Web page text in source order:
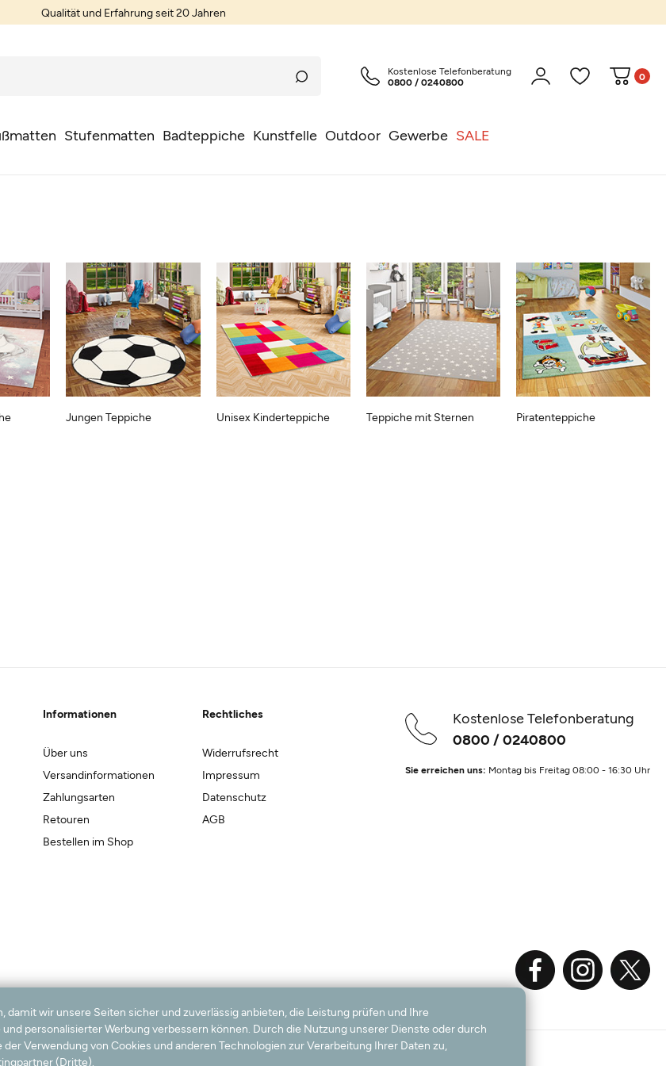
Qualität und Erfahrung seit 20 Jahren
Stufenmatten Badteppiche Kunstfelle Outdoor Gewerbe SALE
Kostenlose Telefonberatung
0800 / 0240800
0
Piratenteppiche
Teppiche mit Sternen
Jungen Teppiche Unisex Kinderteppiche
Kostenlose Telefonberatung
0800 / 0240800
Sie erreichen uns: Montag bis Freitag 08:00 - 16:30 Uhr
Informationen
Über uns
Versandinformationen
Zahlungsarten
Retouren
Bestellen im Shop
Rechtliches
Widerrufsrecht
Impressum
Datenschutz
AGB
damit wir unsere Seiten sicher und zuverlässig anbieten, die Leistung prüfen und Ihre
personalisierter Werbung verbessern können. Durch die Nutzung unserer Dienste oder durch
Verwendung von Cookies und anderen Technologien zur Verarbeitung Ihrer Daten zu,
(Dritte).